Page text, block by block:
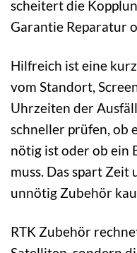
scheitert die
Garantie Reparatur
Hilfreich ist eine
vom Standort,
Uhrzeiten der
schneller prüfen, ob
nötig ist oder ob ein
muss. Das spart Zeit
unnötig Zubehör
RTK Zubehör